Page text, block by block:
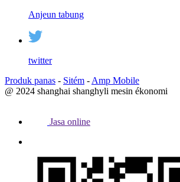
Anjeun tabung
twitter
Produk panas - Sitém - Amp Mobile
@ 2024 shanghai shanghyli mesin ékonomi
Jasa online